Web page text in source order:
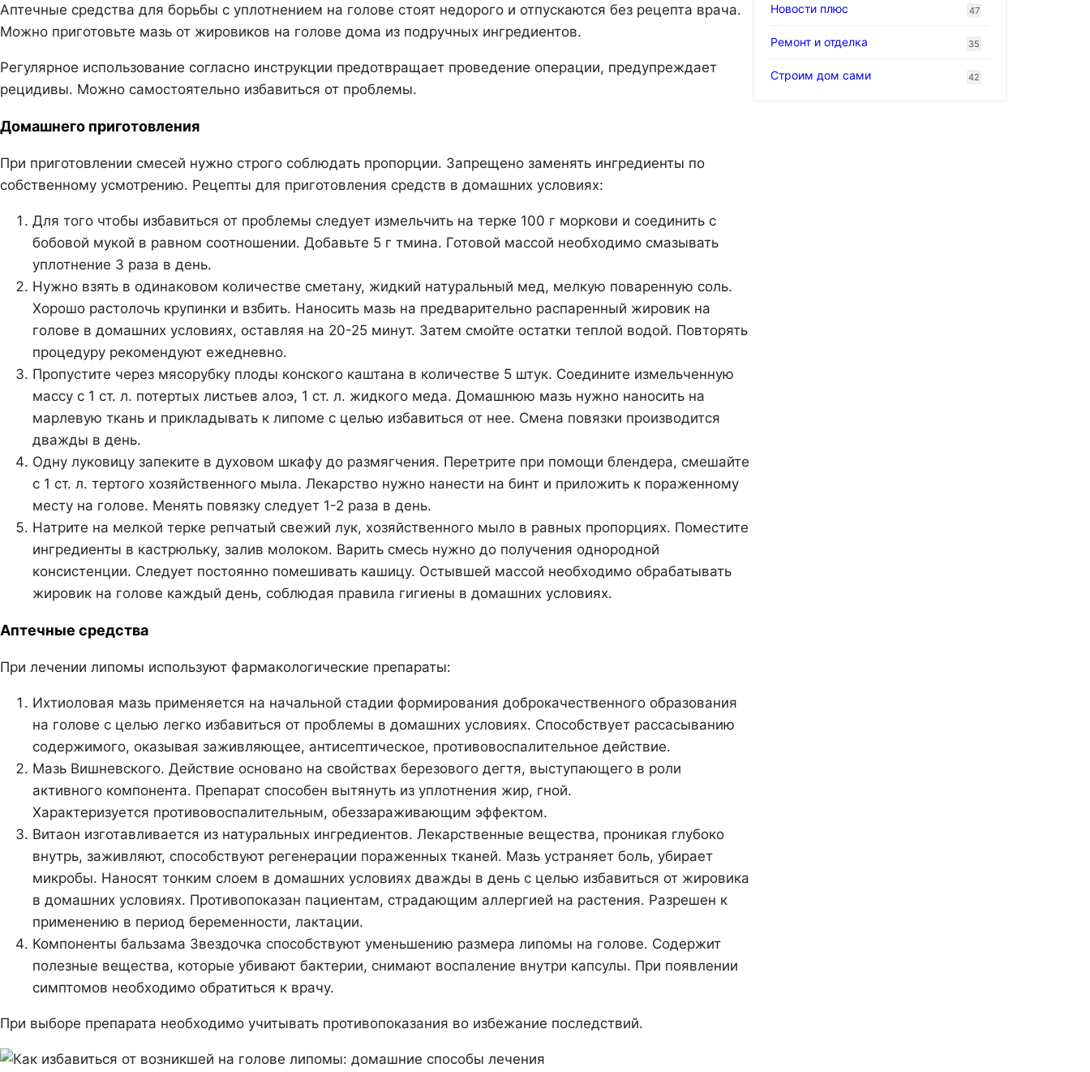
Аптечные средства для борьбы с уплотнением на голове стоят недорого и отпускаются без рецепта врача.
Можно приготовьте мазь от жировиков на голове дома из подручных ингредиентов.
Регулярное использование согласно инструкции предотвращает проведение операции, предупреждает
рецидивы. Можно самостоятельно избавиться от проблемы.
Домашнего приготовления
При приготовлении смесей нужно строго соблюдать пропорции. Запрещено заменять ингредиенты по
собственному усмотрению. Рецепты для приготовления средств в домашних условиях:
Для того чтобы избавиться от проблемы следует измельчить на терке 100 г моркови и соединить с
бобовой мукой в равном соотношении. Добавьте 5 г тмина. Готовой массой необходимо смазывать
уплотнение 3 раза в день.
Нужно взять в одинаковом количестве сметану, жидкий натуральный мед, мелкую поваренную соль.
Хорошо растолочь крупинки и взбить. Наносить мазь на предварительно распаренный жировик на
голове в домашних условиях, оставляя на 20-25 минут. Затем смойте остатки теплой водой. Повторять
процедуру рекомендуют ежедневно.
Пропустите через мясорубку плоды конского каштана в количестве 5 штук. Соедините измельченную
массу с 1 ст. л. потертых листьев алоэ, 1 ст. л. жидкого меда. Домашнюю мазь нужно наносить на
марлевую ткань и прикладывать к липоме с целью избавиться от нее. Смена повязки производится
дважды в день.
Одну луковицу запеките в духовом шкафу до размягчения. Перетрите при помощи блендера, смешайте
с 1 ст. л. тертого хозяйственного мыла. Лекарство нужно нанести на бинт и приложить к пораженному
месту на голове. Менять повязку следует 1-2 раза в день.
Натрите на мелкой терке репчатый свежий лук, хозяйственного мыло в равных пропорциях. Поместите
ингредиенты в кастрюльку, залив молоком. Варить смесь нужно до получения однородной
консистенции. Следует постоянно помешивать кашицу. Остывшей массой необходимо обрабатывать
жировик на голове каждый день, соблюдая правила гигиены в домашних условиях.
Аптечные средства
При лечении липомы используют фармакологические препараты:
Ихтиоловая мазь применяется на начальной стадии формирования доброкачественного образования
на голове с целью легко избавиться от проблемы в домашних условиях. Способствует рассасыванию
содержимого, оказывая заживляющее, антисептическое, противовоспалительное действие.
Мазь Вишневского. Действие основано на свойствах березового дегтя, выступающего в роли
активного компонента. Препарат способен вытянуть из уплотнения жир, гной.
Характеризуется противовоспалительным, обеззараживающим эффектом.
Витаон изготавливается из натуральных ингредиентов. Лекарственные вещества, проникая глубоко
внутрь, заживляют, способствуют регенерации пораженных тканей. Мазь устраняет боль, убирает
микробы. Наносят тонким слоем в домашних условиях дважды в день с целью избавиться от жировика
в домашних условиях. Противопоказан пациентам, страдающим аллергией на растения. Разрешен к
применению в период беременности, лактации.
Компоненты бальзама Звездочка способствуют уменьшению размера липомы на голове. Содержит
полезные вещества, которые убивают бактерии, снимают воспаление внутри капсулы. При появлении
симптомов необходимо обратиться к врачу.
При выборе препарата необходимо учитывать противопоказания во избежание последствий.
Новости плюс 47
Ремонт и отделка 35
Строим дом сами 42